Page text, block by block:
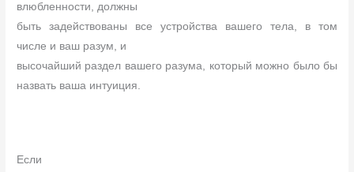
влюбленности, должны
быть задействованы все устройства вашего тела, в том
числе и ваш разум, и
высочайший раздел вашего разума, который можно было бы
назвать ваша интуиция.
Если